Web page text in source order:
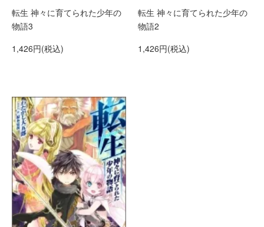
転生 神々に育てられた少年の
物語3
1,426円(税込)
転生 神々に育てられた少年の
物語2
1,426円(税込)